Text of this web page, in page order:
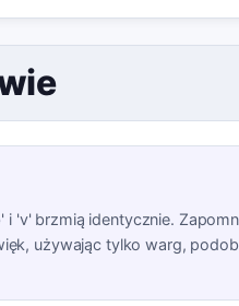
'v' brzmią identycznie.
używając tylko warg,